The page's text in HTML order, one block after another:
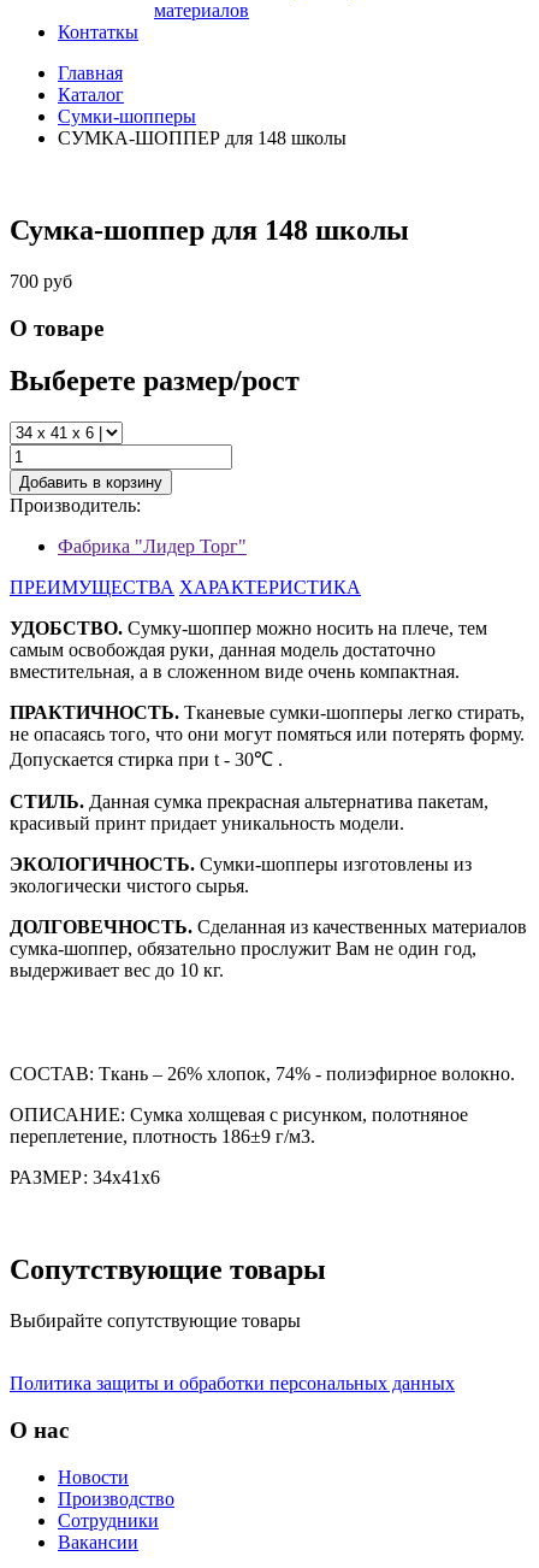
материалов
Контаткы
Главная
Каталог
Сумки-шопперы
СУМКА-ШОППЕР для 148 школы
Сумка-шоппер для 148 школы
700 руб
О товаре
Выберете размер/рост
Добавить в корзину
Производитель:
Фабрика "Лидер Торг"
ПРЕИМУЩЕСТВА ХАРАКТЕРИСТИКА
УДОБСТВО. Сумку-шоппер можно носить на плече, тем
самым освобождая руки, данная модель достаточно
вместительная, а в сложенном виде очень компактная.
ПРАКТИЧНОСТЬ. Тканевые сумки-шопперы легко стирать,
не опасаясь того, что они могут помяться или потерять форму.
Допускается стирка при t - 30℃ .
СТИЛЬ. Данная сумка прекрасная альтернатива пакетам,
красивый принт придает уникальность модели.
ЭКОЛОГИЧНОСТЬ. Сумки-шопперы изготовлены из
экологически чистого сырья.
ДОЛГОВЕЧНОСТЬ. Сделанная из качественных материалов
сумка-шоппер, обязательно прослужит Вам не один год,
выдерживает вес до 10 кг.
СОСТАВ: Ткань – 26% хлопок, 74% - полиэфирное волокно.
ОПИСАНИЕ: Сумка холщевая с рисунком, полотняное
переплетение, плотность 186±9 г/м3.
РАЗМЕР: 34х41х6
Сопутствующие товары
Выбирайте сопутствующие товары
Политика защиты и обработки персональных данных
О нас
Новости
Производство
Сотрудники
Вакансии